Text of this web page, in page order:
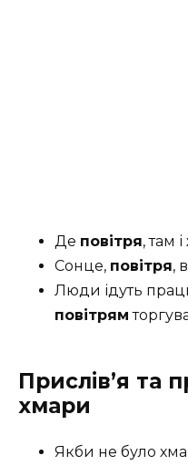
Де повітря, там
Сонце, повітря,
Люди ідуть
повітрям
Прислів’я та
хмари
Якби не було